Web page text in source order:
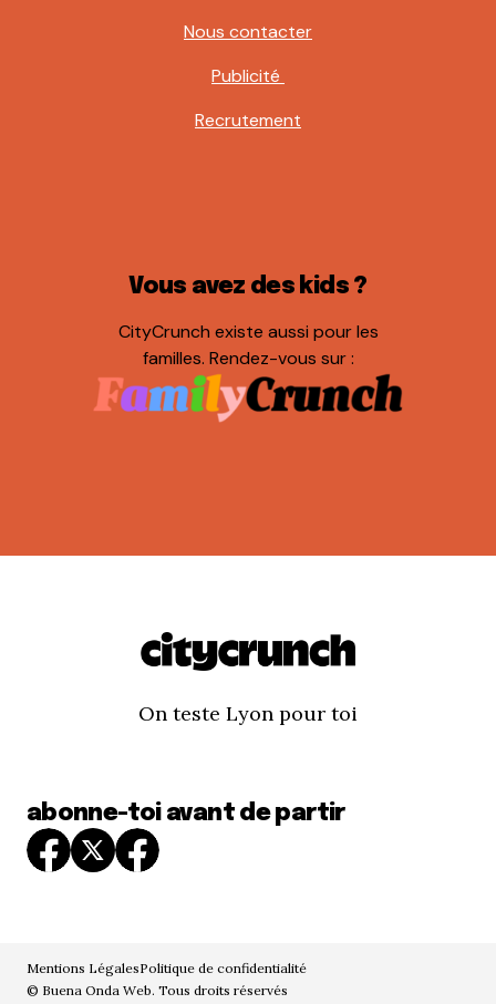
Nous contacter
Publicité
Recrutement
Vous avez des kids ?
CityCrunch existe aussi pour les
familles. Rendez-vous sur :
On teste Lyon pour toi
abonne-toi avant de partir
Mentions LégalesPolitique de confidentialité
© Buena Onda Web. Tous droits réservés